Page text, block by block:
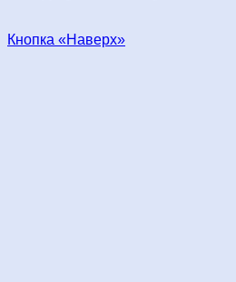
Кнопка «Наверх»